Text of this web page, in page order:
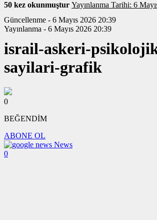
50 kez okunmuştur
Yayınlanma Tarihi:
Güncellenme - 6 Mayıs 2026 20:39
Yayınlanma - 6 Mayıs 2026 20:39
israil-askeri-
sayilari-grafik
0
BEĞENDİM
ABONE OL
News
0